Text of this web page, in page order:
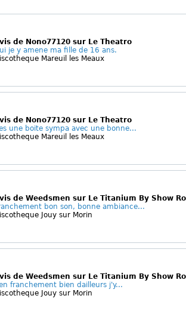
de Nono77120 sur Le Theatro
je y amene ma fille de 16 ans.
Mareuil les Meaux
de Nono77120 sur Le Theatro
une boite sympa avec une bonne...
Mareuil les Meaux
de Weedsmen sur Le Titanium By Show
bon son, bonne ambiance...
Jouy sur Morin
de Weedsmen sur Le Titanium By Show
franchement bien dailleurs j'y...
Jouy sur Morin